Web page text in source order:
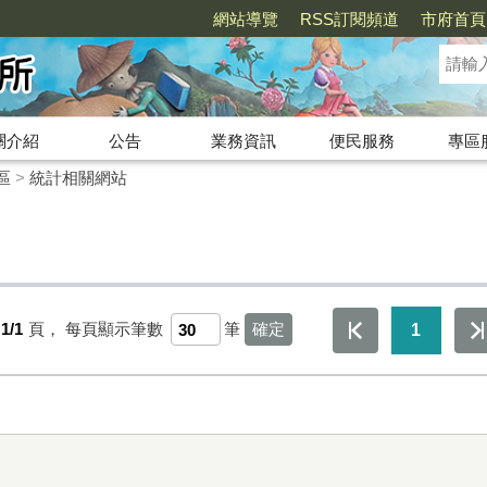
網站導覽 RSS訂閱頻道 市府首頁
介紹 公告 業務資訊 便民服務
專區
> 統計相關網站
1/1 頁， 每頁顯示筆數 筆 1